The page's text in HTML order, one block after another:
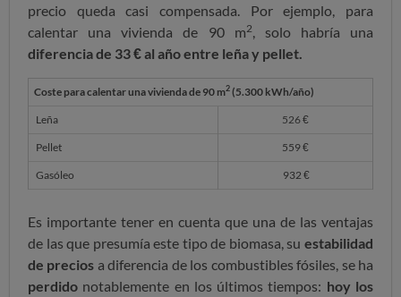
precio queda casi compensada. Por ejemplo, para
calentar una vivienda de 90 m2, solo habría una
diferencia de 33 € al año entre leña y pellet.
Coste para calentar una vivienda de 90 m2(5.300 kWh/año)
Leña 526€
Pellet 559 €
Gasóleo 932 €
Es importante tener en cuenta que una de las ventajas
de las que presumía este tipo de biomasa, su estabilidad
de precios a diferencia de los combustibles fósiles, se ha
perdido notablemente en los últimos tiempos: hoy los